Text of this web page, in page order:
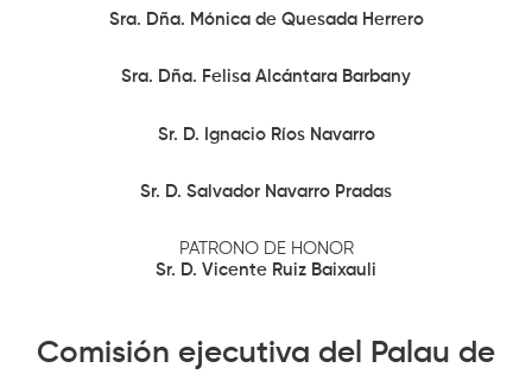
Sra. Dña. Mónica de Quesada Herrero
Sra. Dña. Felisa Alcántara Barbany
Sr. D. Ignacio Ríos Navarro
Sr. D. Salvador Navarro Pradas
PATRONO DE HONOR
Sr. D. Vicente Ruiz Baixauli
Comisión ejecutiva del Palau de